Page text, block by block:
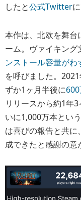
したと公式Twitter
本作は、北欧を舞台
ーム。ヴァイキング
ンストール容量がわ
を呼びました。
ずか1ヶ月半後に
リリースから約1年
いに1,000万本とい
は喜びの報告と共
成できたと感謝の意